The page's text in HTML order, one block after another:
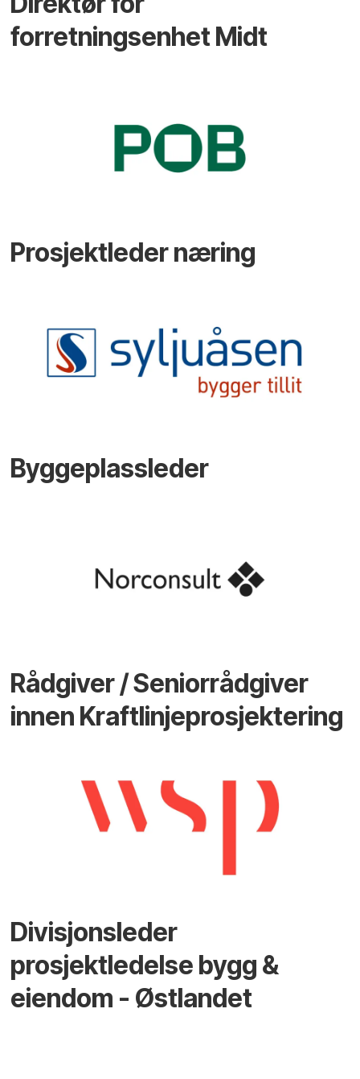
forretningsenhet Midt
Prosjektleder næring
Byggeplassleder
Rådgiver / Seniorrådgiver
innen Kraftlinjeprosjektering
Divisjonsleder
prosjektledelse bygg &
eiendom - Østlandet